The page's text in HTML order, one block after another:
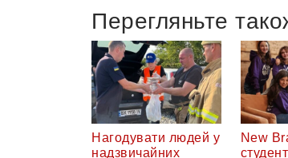
Перегляньте
Нагодувати людей у
надзвичайних
New